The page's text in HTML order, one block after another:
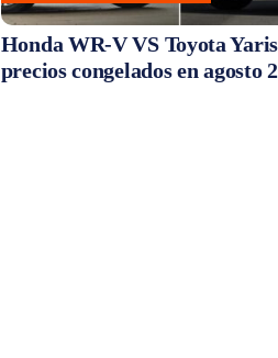
Honda WR-V VS Toyota
precios congelados en agosto